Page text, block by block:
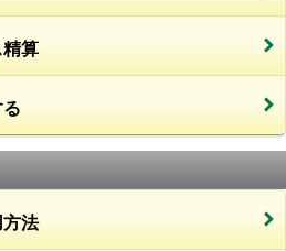
算
方法